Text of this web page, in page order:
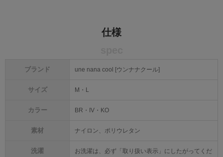
仕様
ブランド une nana cool [ウンナナクール]
サイズ M・L
カラー BR・IV・KO
素材 ナイロン、ポリウレタン
洗濯
お洗濯は、必ず「取り扱い表示」にしたがってくだ